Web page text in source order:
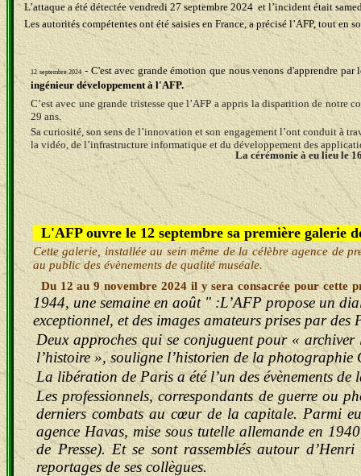
L’attaque a été détectée vendredi 27 septembre 2024 et l’incident était
Les autorités compétentes ont été saisies en France, a précisé l’AFP, tout
12 septembre 2024- C'est avec grande émotion que nous venons d'apprendre
ingénieur développement à l'AFP.
C’est avec une grande tristesse que l’AFP a appris la disparition de notre
29 ans.
Sa curiosité, son sens de l’innovation et son engagement l’ont conduit à
la vidéo, de l’infrastructure informatique et du développement des
La cérémonie à eu lieu le
L'AFP ouvre le 12 septembre sa première galerie
Cette galerie, installée au sein même de la célèbre agence de
au public des évènements de qualité muséale.
Du 12 au 9 novembre 2024 il y sera consacrée pour cette
1944, une semaine en août " :L’AFP propose un
exceptionnel, et des images amateurs prises par
Deux approches qui se conjuguent pour «
l’histoire », souligne l’historien de la
La libération de Paris a été l’un des évènements
Les professionnels, correspondants de guerre ou
derniers combats au cœur de la capitale. Parmi
agence Havas, mise sous tutelle allemande en
de Presse). Et se sont rassemblés autour
reportages de ses collègues.